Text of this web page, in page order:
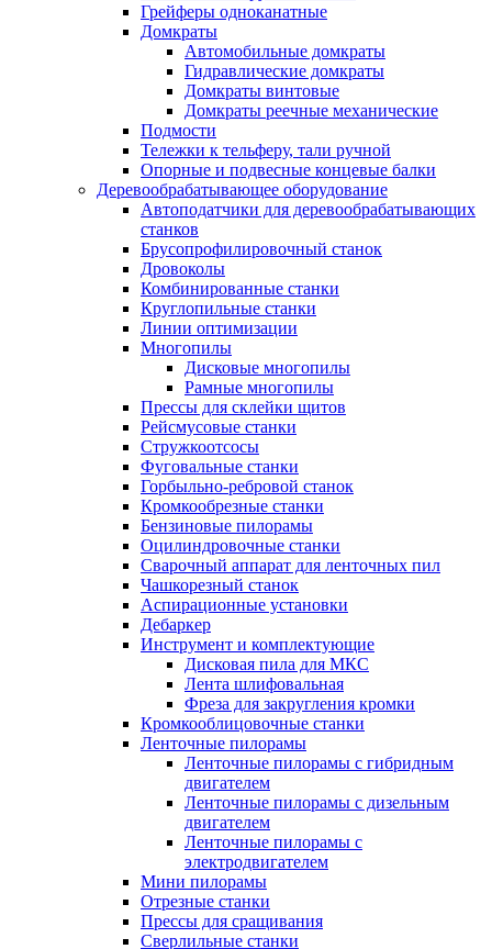
Грейферы одноканатные
Домкраты
Автомобильные домкраты
Гидравлические домкраты
Домкраты винтовые
Домкраты реечные механические
Подмости
Тележки к тельферу, тали ручной
Опорные и подвесные концевые балки
Деревообрабатывающее оборудование
Автоподатчики для деревообрабатывающих
станков
Брусопрофилировочный станок
Дровоколы
Комбинированные станки
Круглопильные станки
Линии оптимизации
Многопилы
Дисковые многопилы
Рамные многопилы
Прессы для склейки щитов
Рейсмусовые станки
Стружкоотсосы
Фуговальные станки
Горбыльно-ребровой станок
Кромкообрезные станки
Бензиновые пилорамы
Оцилиндровочные станки
Сварочный аппарат для ленточных пил
Чашкорезный станок
Аспирационные установки
Дебаркер
Инструмент и комплектующие
Дисковая пила для МКС
Лента шлифовальная
Фреза для закругления кромки
Кромкооблицовочные станки
Ленточные пилорамы
Ленточные пилорамы с гибридным
двигателем
Ленточные пилорамы с дизельным
двигателем
Ленточные пилорамы с
электродвигателем
Мини пилорамы
Отрезные станки
Прессы для сращивания
Сверлильные станки